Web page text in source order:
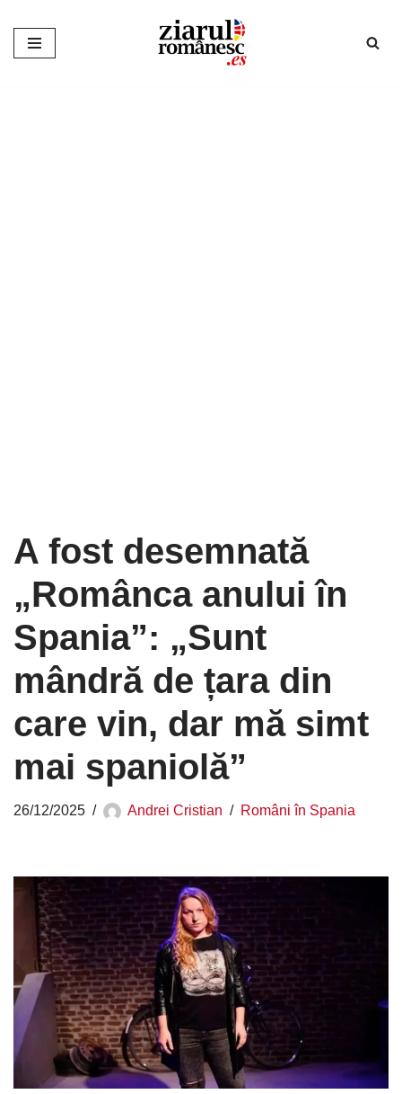
Sari
A fost desemnată
„Românca anului în
Spania”: „Sunt
mândră de țara din
care vin, dar mă simt
mai spaniolă”
26/12/2025 Andrei Cristian Români în Spania